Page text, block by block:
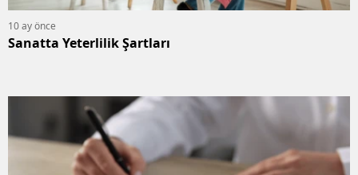
10 ay önce
Sanatta Yeterlilik Şartları